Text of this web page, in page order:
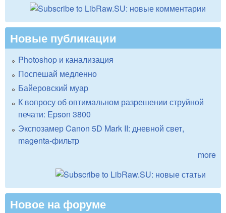
Новые публикации
Photoshop и канализация
Поспешай медленно
Байеровский муар
К вопросу об оптимальном разрешении струйной
печати: Epson 3800
Экспозамер Canon 5D Mark II: дневной свет,
magenta-фильтр
more
Новое на форуме